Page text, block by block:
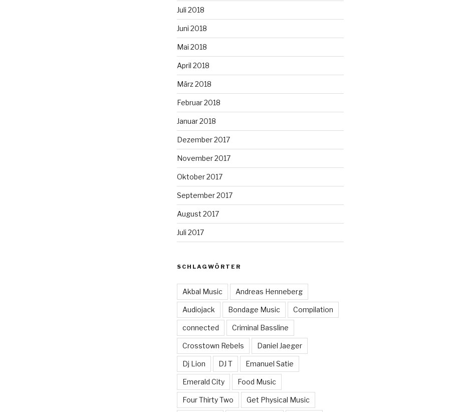
Juli 2018
Juni 2018
Mai 2018
April 2018
März 2018
Februar 2018
Januar 2018
Dezember 2017
November 2017
Oktober 2017
September 2017
August 2017
Juli 2017
SCHLAGWÖRTER
Akbal Music Andreas Henneberg
Audiojack Bondage Music Compilation
connected Criminal Bassline
Crosstown Rebels Daniel Jaeger
Dj Lion DJ T Emanuel Satie
Emerald City Food Music
Four Thirty Two Get Physical Music